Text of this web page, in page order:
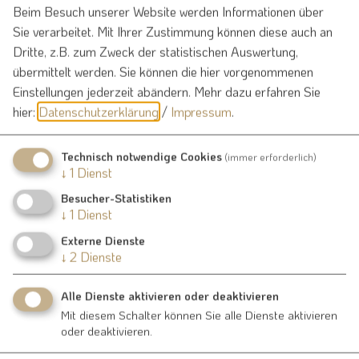
Bevölkerungsentwicklung hinsichtlich Geburten- und
Sterberaten und Zu- und Fortzügen. Im ländlichen Raum
tendieren viele Dörfer und Gemeinden zur Stagnation und/oder
zu langfristigem Rückgang.
Die Lage nahe am Mittelzentrum Weißenburg bietet hier große
Vorteile für Burgsalach. Durch Zuzug kann die Gemeinde
weiter wachsen. Gleichzeitig aber überaltert die Bevölkerung
aufgrund des Geburtenrückgangs und der langen
Lebenserwartung der Bürger. Das Fehlen von Arbeitsplätzen,
Infrastruktur und auch passendem Wohnungsangebot ist ein
weiteres Problem.
Burgsalach steht im Zwiespalt zwischen der Ermöglichung
größeren Bevölkerungswachstums durch die Bereitstellung
von Wohnraum und gleichzeitigem Erhalt der eigenen Identität
und des dörflichen Lebensraums.
Beim Besuch unserer Website werden Informationen über
Sie verarbeitet. Mit Ihrer Zustimmung können diese auch an
Dritte, z.B. zum Zweck der statistischen Auswertung,
übermittelt werden. Sie können die hier vorgenommenen
Einstellungen jederzeit abändern. Mehr dazu erfahren Sie
hier: Datenschutzerklärung/ Impressum.
Technisch notwendige Cookies (immer erforderlich)
↓ 1 Dienst
Besucher-Statistiken
↓ 1 Dienst
Externe Dienste
↓ 2 Dienste
Alle Dienste aktivieren oder deaktivieren
Mit diesem Schalter können Sie alle Dienste aktivieren
oder deaktivieren.